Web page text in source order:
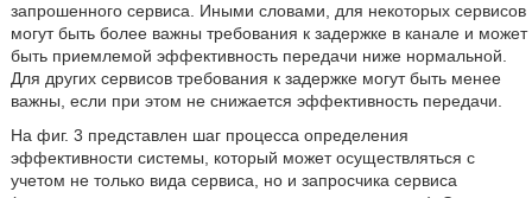
запрошенного сервиса. Иными словами, для некоторых сервисов
могут быть более важны требования к задержке в канале и может
быть приемлемой эффективность передачи ниже нормальной.
Для других сервисов требования к задержке могут быть менее
важны, если при этом не снижается эффективность передачи.
На фиг. 3 представлен шаг процесса определения
эффективности системы, который может осуществляться с
учетом не только вида сервиса, но и запросчика сервиса